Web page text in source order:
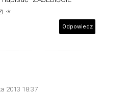
:*
Odpowiedz
2013 18:37